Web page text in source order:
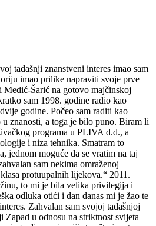
tadašnji znanstveni interes imao sam
imao prilike napraviti svoje prve
Šarić na gotovo majčinskoj
sam 1998. godine radio kao
godine. Počeo sam raditi kao
znanosti, a toga je bilo puno. Biram li
programa u PLIVA d.d., a
i niza tehnika. Smatram to
jednom moguće da se vratim na taj
sam nekima omraženoj
protuupalnih lijekova.“ 2011.
to mi je bila velika privilegija i
odluka otići i dan danas mi je žao te
Zahvalan sam svojoj tadašnjoj
u odnosu na striktnost svijeta